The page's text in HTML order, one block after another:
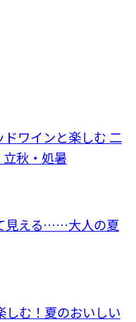
ワインと楽しむ 二
秋・処暑
見える……大人の夏
しむ！夏のおいしい